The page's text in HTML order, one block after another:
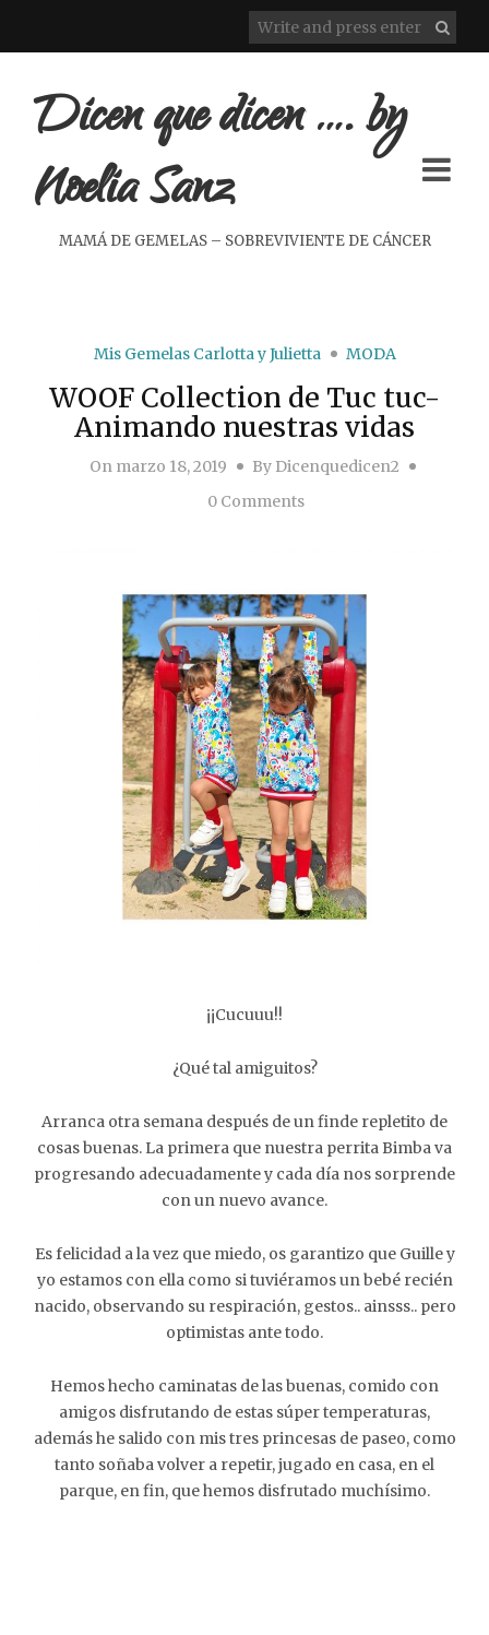
Dicen que dicen …. by
Noelia Sanz
MAMÁ DE GEMELAS – SOBREVIVIENTE DE CÁNCER
Mis Gemelas Carlotta y Julietta MODA
WOOF Collection de Tuc tuc-
Animando nuestras vidas
On marzo 18, 2019 By Dicenquedicen2
0 Comments
¡¡Cucuuu!!
¿Qué tal amiguitos?
Arranca otra semana después de un finde repletito de
cosas buenas. La primera que nuestra perrita Bimba va
progresando adecuadamente y cada día nos sorprende
con un nuevo avance.
Es felicidad a la vez que miedo, os garantizo que Guille y
yo estamos con ella como si tuviéramos un bebé recién
nacido, observando su respiración, gestos.. ainsss.. pero
optimistas ante todo.
Hemos hecho caminatas de las buenas, comido con
amigos disfrutando de estas súper temperaturas,
además he salido con mis tres princesas de paseo, como
tanto soñaba volver a repetir, jugado en casa, en el
parque, en fin, que hemos disfrutado muchísimo.